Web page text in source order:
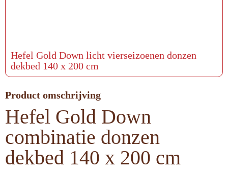
Hefel Gold Down licht vierseizoenen donzen
dekbed 140 x 200 cm
Product omschrijving
Hefel Gold Down
combinatie donzen
dekbed 140 x 200 cm